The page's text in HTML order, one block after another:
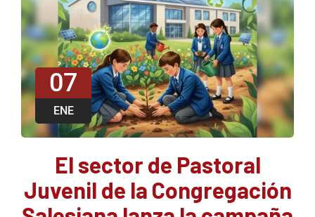
07
ENE
El sector de Pastoral
Juvenil de la Congregación